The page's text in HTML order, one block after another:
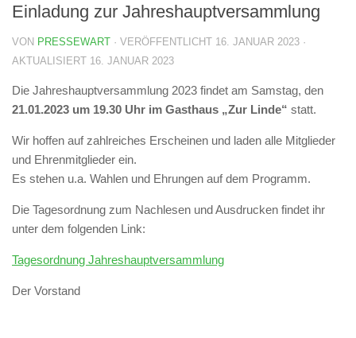
Einladung zur Jahreshauptversammlung
VON PRESSEWART · VERÖFFENTLICHT 16. JANUAR 2023 ·
AKTUALISIERT 16. JANUAR 2023
Die Jahreshauptversammlung 2023 findet am Samstag, den
21.01.2023 um 19.30 Uhr im Gasthaus „Zur Linde“ statt.
Wir hoffen auf zahlreiches Erscheinen und laden alle Mitglieder
und Ehrenmitglieder ein.
Es stehen u.a. Wahlen und Ehrungen auf dem Programm.
Die Tagesordnung zum Nachlesen und Ausdrucken findet ihr
unter dem folgenden Link:
Tagesordnung Jahreshauptversammlung
Der Vorstand